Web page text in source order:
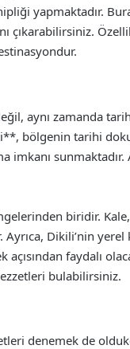
yapmaktadır.
çıkarabilirsiniz.
aynı zamanda
bölgenin tarihi
sunmaktadır.
biridir.
Dikili’nin
faydalı
bulabilirsiniz.
denemek de